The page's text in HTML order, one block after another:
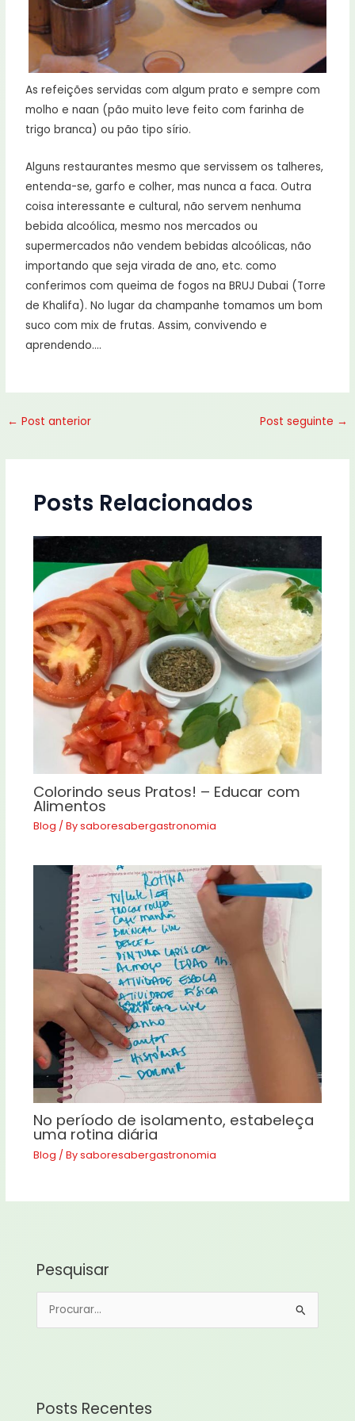
As refeições servidas com algum prato e sempre com
molho e naan (pão muito leve feito com farinha de
trigo branca) ou pão tipo sírio.
Alguns restaurantes mesmo que servissem os talheres,
entenda-se, garfo e colher, mas nunca a faca. Outra
coisa interessante e cultural, não servem nenhuma
bebida alcoólica, mesmo nos mercados ou
supermercados não vendem bebidas alcoólicas, não
importando que seja virada de ano, etc. como
conferimos com queima de fogos na BRUJ Dubai (Torre
de Khalifa). No lugar da champanhe tomamos um bom
suco com mix de frutas. Assim, convivendo e
aprendendo….
← Post anterior Post seguinte →
Posts Relacionados
Colorindo seus Pratos! – Educar com
Alimentos
Blog / Bysaboresabergastronomia
No período de isolamento, estabeleça
uma rotina diária
Blog / Bysaboresabergastronomia
Pesquisar
Posts Recentes